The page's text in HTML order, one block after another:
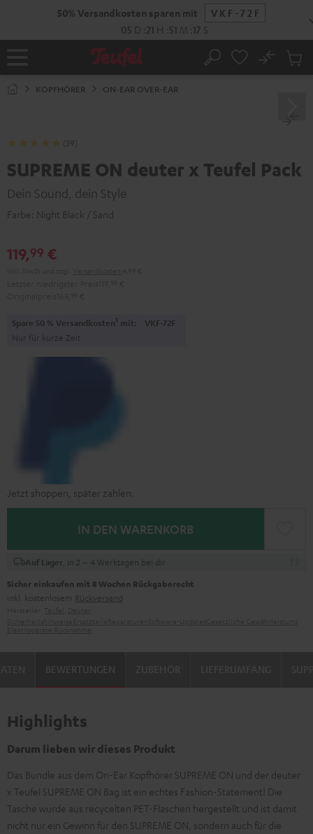
Startseite Suche
No
KOPFHÖRER ON-EAR OVER-EAR
(39)
SUPREME ON deuter x Teufel Pack
Dein Sound, dein Style
Farbe: Night Black / Sand
119,99 €
Spare 50 % Versandkosten1 mit: VKF-72F
Nur für kurze Zeit
Jetzt shoppen, später zahlen.
IN DEN WARENKORB
Auf Lager , in 2 – 4 Werktagen bei dir
Sicher einkaufen mit 8 Wochen Rückgaberecht
inkl. kostenlosem Rückversand
BEWERTUNGEN
Highlights
Darum lieben wir dieses Produkt
Das Bundle aus dem On-Ear Kopfhörer SUPREME ON und der deuter
x Teufel SUPREME ON Bag ist ein echtes Fashion-Statement! Die
Tasche wurde aus recycelten PET-Flaschen hergestellt und ist damit
nicht nur ein Gewinn für den SUPREME ON, sondern auch für die